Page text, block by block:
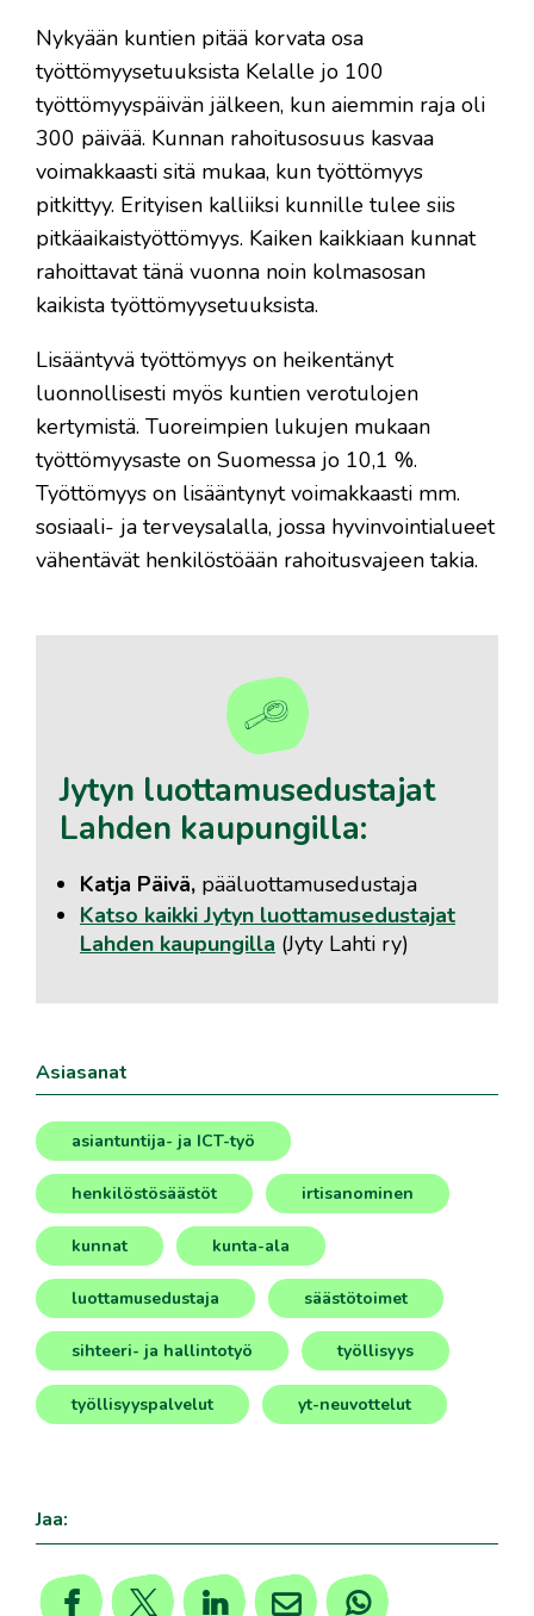
Nykyään kuntien pitää korvata osa
työttömyysetuuksista Kelalle jo 100
työttömyyspäivän jälkeen, kun aiemmin raja oli
300 päivää. Kunnan rahoitusosuus kasvaa
voimakkaasti sitä mukaa, kun työttömyys
pitkittyy. Erityisen kalliiksi kunnille tulee siis
pitkäaikaistyöttömyys. Kaiken kaikkiaan kunnat
rahoittavat tänä vuonna noin kolmasosan
kaikista työttömyysetuuksista.
Lisääntyvä työttömyys on heikentänyt
luonnollisesti myös kuntien verotulojen
kertymistä. Tuoreimpien lukujen mukaan
työttömyysaste on Suomessa jo 10,1 %.
Työttömyys on lisääntynyt voimakkaasti mm.
sosiaali- ja terveysalalla, jossa hyvinvointialueet
vähentävät henkilöstöään rahoitusvajeen takia.
Jytyn luottamusedustajat
Lahden kaupungilla:
Katja Päivä, pääluottamusedustaja
Katso kaikki Jytyn luottamusedustajat
Lahden kaupungilla (Jyty Lahti ry)
Asiasanat
asiantuntija- ja ICT-työ
, henkilöstösäästöt
,
irtisanominen
, kunnat
,
kunta-ala
, luottamusedustaja
,
säästötoimet
, sihteeri- ja hallintotyö
,
työllisyys
, työllisyyspalvelut yt-neuvottelut
Jaa: